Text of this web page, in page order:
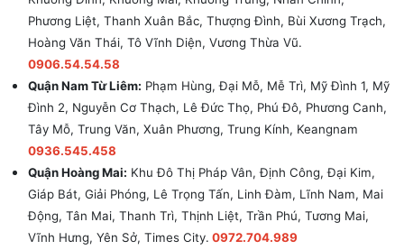
Phương Liệt, Thanh Xuân Bắc, Thượng Đình, Bùi Xương Trạch,
Hoàng Văn Thái, Tô Vĩnh Diện, Vương Thừa Vũ.
0906.54.54.58
Quận Nam Từ Liêm: Phạm Hùng, Đại Mỗ, Mễ Trì, Mỹ Đình 1, Mỹ
Đình 2, Nguyễn Cơ Thạch, Lê Đức Thọ, Phú Đô, Phương Canh,
Tây Mỗ, Trung Văn, Xuân Phương, Trung Kính, Keangnam
0936.545.458
Quận Hoàng Mai: Khu Đô Thị Pháp Vân, Định Công, Đại Kim,
Giáp Bát, Giải Phóng, Lê Trọng Tấn, Linh Đàm, Lĩnh Nam, Mai
Động, Tân Mai, Thanh Trì, Thịnh Liệt, Trần Phú, Tương Mai,
Vĩnh Hưng, Yên Sở, Times City. 0972.704.989